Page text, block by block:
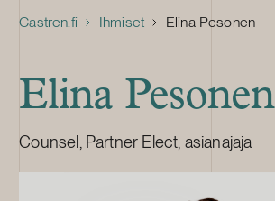
Castren.fi Ihmiset Elina Pesonen
Elina Pesonen
Counsel, Partner Elect, asianajaja